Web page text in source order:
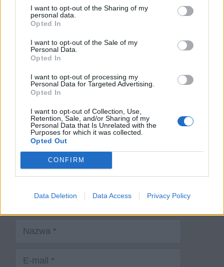
I want to opt-out of the Sharing of my
personal data.
Opted In
I want to opt-out of the Sale of my
Personal Data.
Opted In
I want to opt-out of processing my
Personal Data for Targeted Advertising.
Opted In
I want to opt-out of Collection, Use,
Retention, Sale, and/or Sharing of my
Personal Data that Is Unrelated with the
Purposes for which it was collected.
Opted Out
CONFIRM
Data Deletion Data Access Privacy Policy
się do po­da­ne­go frag­men­tu III części Dziadów,
całego utworu Adama Mickiewicza i do in­ne­go
tek­stu kul­tu­ry.
Dodaj komentarz
Komentarz
Nazwa